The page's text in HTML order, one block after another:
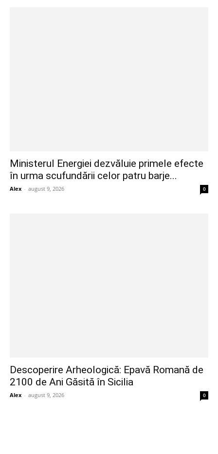
Ministerul Energiei dezvăluie primele efecte
în urma scufundării celor patru barje...
Alex - august 9, 2026 0
Descoperire Arheologică: Epavă Romană de
2100 de Ani Găsită în Sicilia
Alex - august 9, 2026 0